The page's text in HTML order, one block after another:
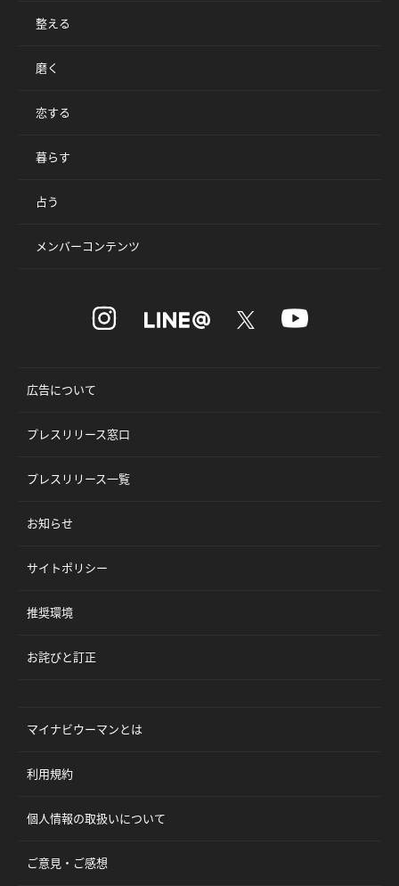
整える
磨く
恋する
暮らす
占う
メンバーコンテンツ
広告について
プレスリリース窓口
プレスリリース一覧
お知らせ
サイトポリシー
推奨環境
お詫びと訂正
マイナビウーマンとは
利用規約
個人情報の取扱いについて
ご意見・ご感想